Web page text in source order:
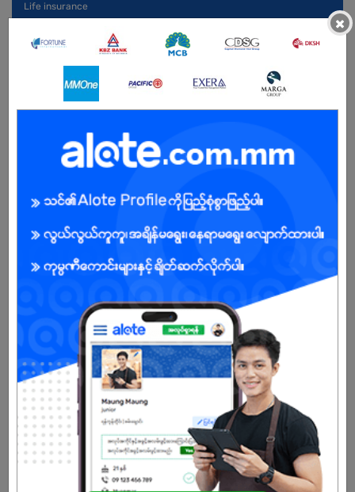
Life insurance
အခွင့်အရေးရှိသူ : ကျား/မ
သက်တမ်းကုန်သွားပါပြီ
အကောင့်မရှိသေးဘူးလား?
မှတ်ပုံတင်မယ်
နောက်ထပ်အလားတူအလုပ်များ
×